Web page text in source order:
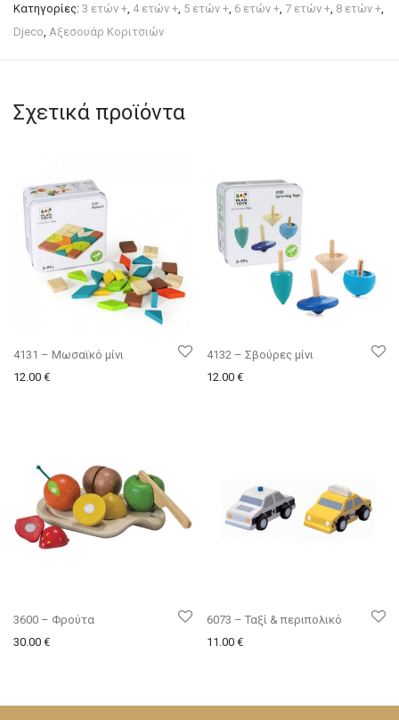
Κατηγορίες: 3 ετών +, 4 ετών +, 5 ετών +, 6 ετών +, 7 ετών +, 8 ετών +,
Djeco, Αξεσουάρ Κοριτσιών
Σχετικά προϊόντα
4131 – Μωσαϊκό μίνι
12.00 €
4132 – Σβούρες μίνι
12.00 €
3600 – Φρούτα
30.00 €
6073 – Ταξί & περιπολικό
11.00 €